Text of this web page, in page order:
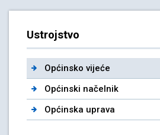
Ustrojstvo
Općinsko vijeće
Općinski načelnik
Općinska uprava